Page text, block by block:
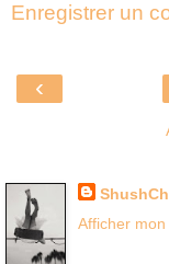
Enregistrer un
‹
Afficher